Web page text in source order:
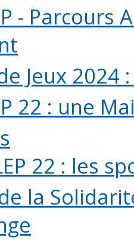
-
Jeux 2024
22 : une
22 : les
la